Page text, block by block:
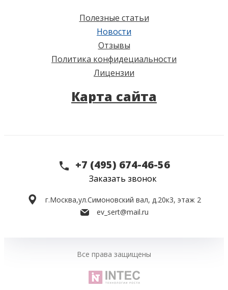
Полезные статьи
Новости
Отзывы
Политика конфидециальности
Лицензии
Карта сайта
+7 (495) 674-46-56
Заказать звонок
г.Москва,ул.Симоновский вал, д.20к3, этаж 2
ev_sert@mail.ru
Все права защищены